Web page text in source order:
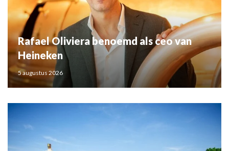
Rafael Oliviera benoemd als ceo van
Heineken
5 augustus 2026